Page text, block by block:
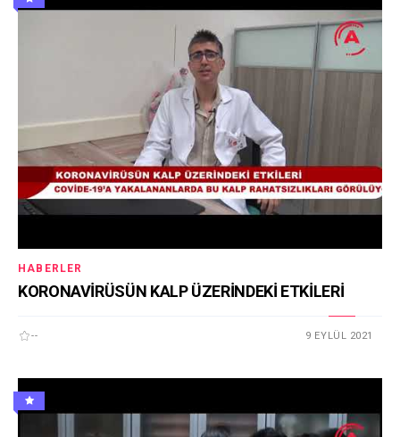
HABERLER
KORONAVİRÜSÜN KALP ÜZERİNDEKİ ETKİLERİ
-- 9 EYLÜL 2021